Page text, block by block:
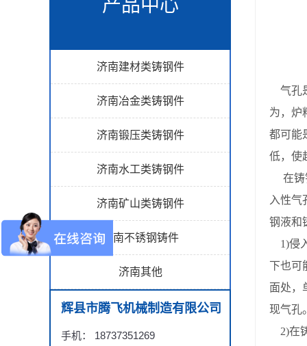
产品中心
济南建材类铸钢件
济南冶金类铸钢件
济南锻压类铸钢件
济南水工类铸钢件
济南矿山类铸钢件
济南不锈钢铸件
济南其他
辉县市腾飞机械制造有限公司
手机： 18737351269
气孔
为，炉
都可能
低，使
在铸
入性气
钢液和
1)侵
下也可
面处，
现气孔
2)在